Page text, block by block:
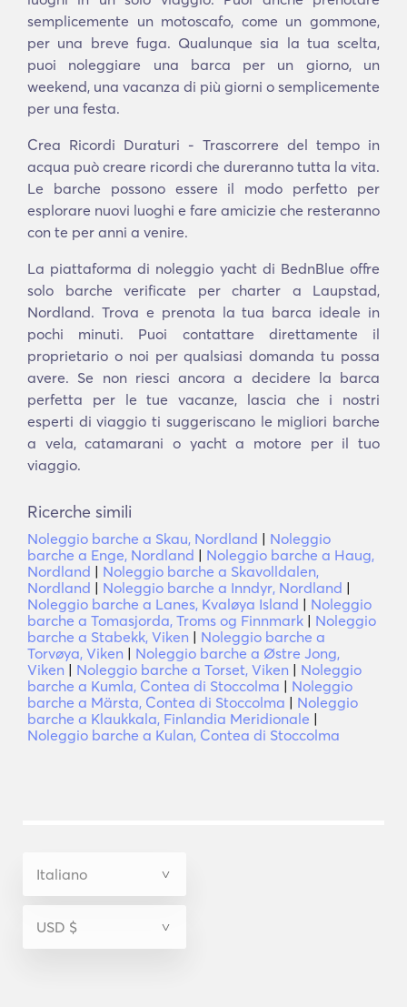
semplicemente un motoscafo, come un gommone,
per una breve fuga. Qualunque sia la tua scelta,
puoi noleggiare una barca per un giorno, un
weekend, una vacanza di più giorni o semplicemente
per una festa.
Crea Ricordi Duraturi - Trascorrere del tempo in
acqua può creare ricordi che dureranno tutta la vita.
Le barche possono essere il modo perfetto per
esplorare nuovi luoghi e fare amicizie che resteranno
con te per anni a venire.
La piattaforma di noleggio yacht di BednBlue offre
solo barche verificate per charter a Laupstad,
Nordland. Trova e prenota la tua barca ideale in
pochi minuti. Puoi contattare direttamente il
proprietario o noi per qualsiasi domanda tu possa
avere. Se non riesci ancora a decidere la barca
perfetta per le tue vacanze, lascia che i nostri
esperti di viaggio ti suggeriscano le migliori barche
a vela, catamarani o yacht a motore per il tuo
viaggio.
Ricerche simili
Noleggio barche a Skau, Nordland | Noleggio
barche a Enge, Nordland | Noleggio barche a Haug,
Nordland | Noleggio barche a Skavolldalen,
Nordland | Noleggio barche a Inndyr, Nordland |
Noleggio barche a Lanes, Kvaløya Island | Noleggio
barche a Tomasjorda, Troms og Finnmark | Noleggio
barche a Stabekk, Viken | Noleggio barche a
Torvøya, Viken | Noleggio barche a Østre Jong,
Viken | Noleggio barche a Torset, Viken | Noleggio
barche a Kumla, Contea di Stoccolma | Noleggio
barche a Märsta, Contea di Stoccolma | Noleggio
barche a Klaukkala, Finlandia Meridionale |
Noleggio barche a Kulan, Contea di Stoccolma